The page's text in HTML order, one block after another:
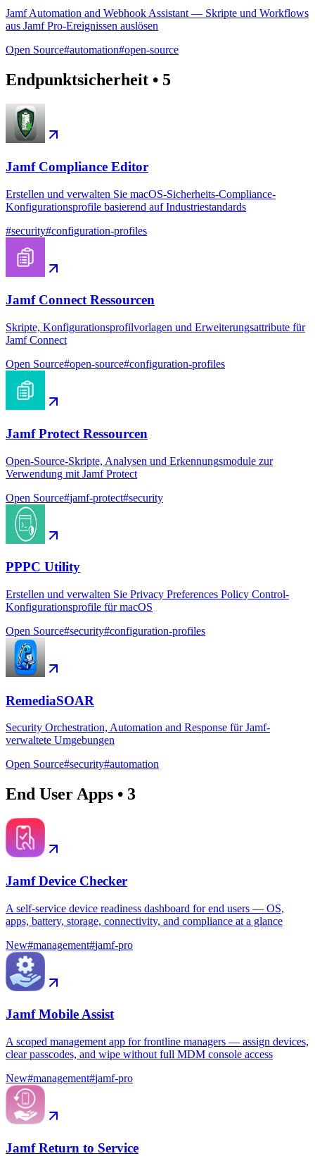
Jamf Automation and Webhook Assistant — Skripte und Workflows
aus Jamf Pro-Ereignissen auslösen
Open Source#automation#open-source
Endpunktsicherheit • 5
Jamf Compliance Editor
Erstellen und verwalten Sie macOS-Sicherheits-Compliance-
Konfigurationsprofile basierend auf Industriestandards
#security#configuration-profiles
Jamf Connect Ressourcen
Skripte, Konfigurationsprofilvorlagen und Erweiterungsattribute für
Jamf Connect
Open Source#open-source#configuration-profiles
Jamf Protect Ressourcen
Open-Source-Skripte, Analysen und Erkennungsmodule zur
Verwendung mit Jamf Protect
Open Source#jamf-protect#security
PPPC Utility
Erstellen und verwalten Sie Privacy Preferences Policy Control-
Konfigurationsprofile für macOS
Open Source#security#configuration-profiles
RemediaSOAR
Security Orchestration, Automation and Response für Jamf-
verwaltete Umgebungen
Open Source#security#automation
End User Apps • 3
Jamf Device Checker
A self-service device readiness dashboard for end users — OS,
apps, battery, storage, connectivity, and compliance at a glance
New#management#jamf-pro
Jamf Mobile Assist
A scoped management app for frontline managers — assign devices,
clear passcodes, and wipe without full MDM console access
New#management#jamf-pro
Jamf Return to Service